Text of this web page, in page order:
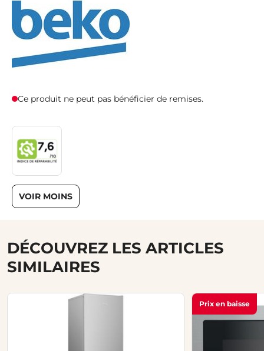
Ce produit ne peut pas bénéficier de remises.
VOIR MOINS
DÉCOUVREZ LES ARTICLES
SIMILAIRES
Prix en baisse